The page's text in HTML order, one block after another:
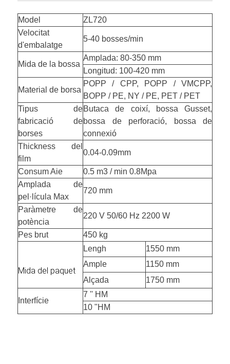
Model
ZL720
Velocitat
d'embalatge
5-40 bosses/min
Mida de la bossa
Amplada: 80-350 mm
Longitud: 100-420 mm
Material de borsa
POPP / CPP, POPP / VMCPP,
BOPP / PE, NY / PE, PET / PET
Tipus de
fabricació de
borses
Butaca de coixí, bossa Gusset,
bossa de perforació, bossa de
connexió
Thickness del
film
0.04-0.09mm
Consum Aie
0.5 m3 / min 0.8Mpa
Amplada de
pel·lícula Max
720 mm
Paràmetre de
potència
220 V 50/60 Hz 2200 W
Pes brut 450 kg
Mida del paquet
Lengh
1550 mm
Ample
1150 mm
Alçada
1750 mm
Interfície
7 '' HM
10 "HM